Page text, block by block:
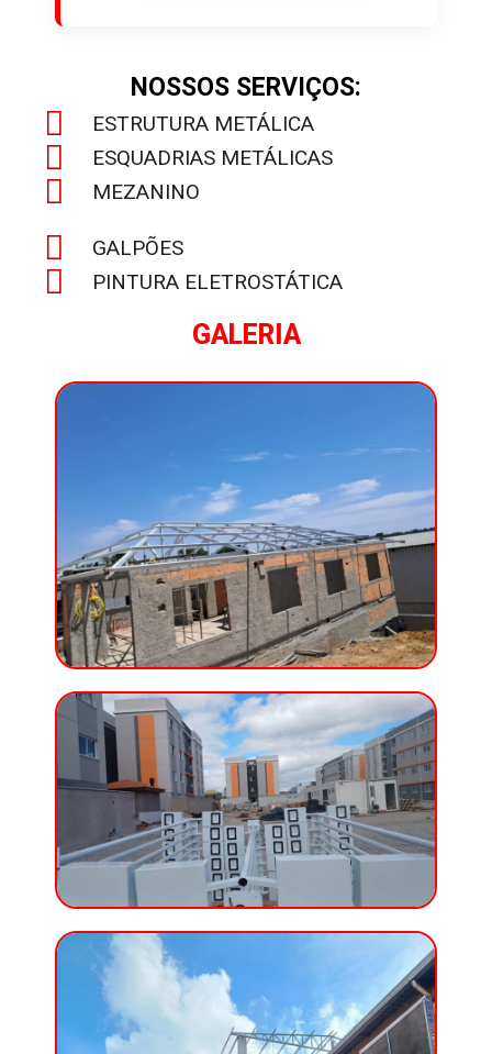
NOSSOS SERVIÇOS:
ESTRUTURA METÁLICA
ESQUADRIAS METÁLICAS
MEZANINO
GALPÕES
PINTURA ELETROSTÁTICA
GALERIA